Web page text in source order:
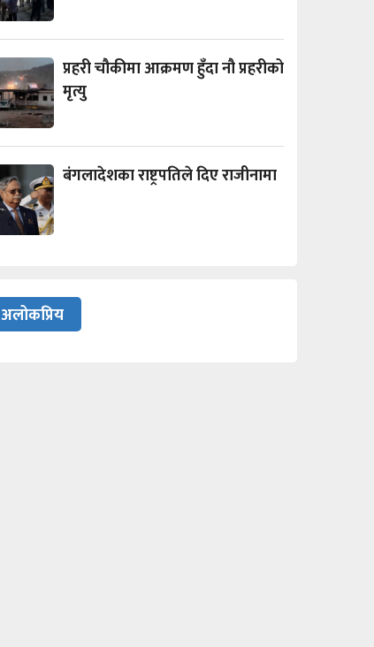
प्रहरी चौकीमा आक्रमण हुँदा नौ प्रहरीको
मृत्यु
बंगलादेशका राष्ट्रपतिले दिए राजीनामा
अलोकप्रिय